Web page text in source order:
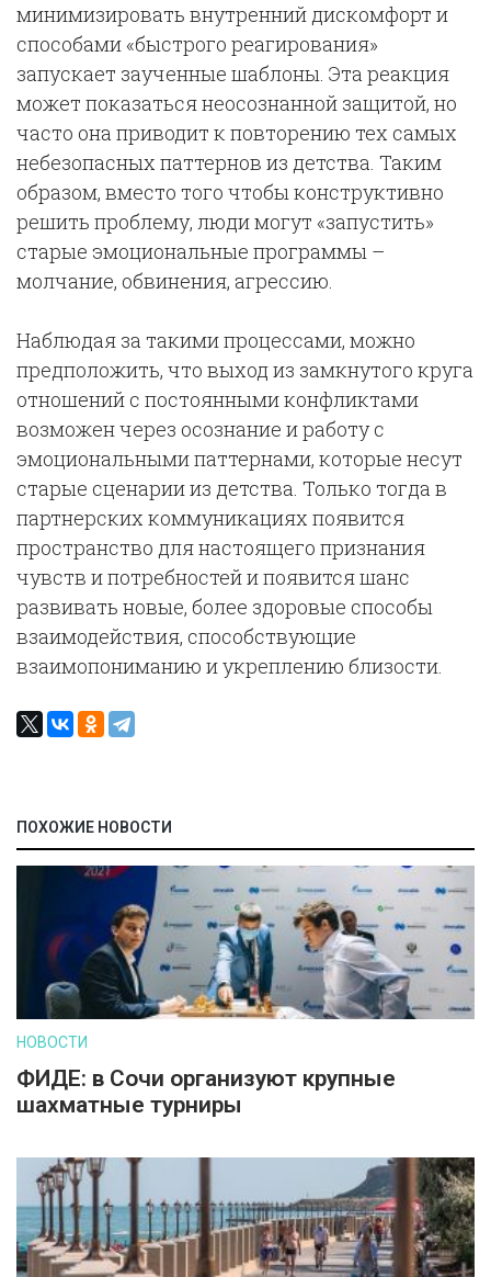
минимизировать внутренний дискомфорт и
способами «быстрого реагирования»
запускает заученные шаблоны. Эта реакция
может показаться неосознанной защитой, но
часто она приводит к повторению тех самых
небезопасных паттернов из детства. Таким
образом, вместо того чтобы конструктивно
решить проблему, люди могут «запустить»
старые эмоциональные программы –
молчание, обвинения, агрессию.
Наблюдая за такими процессами, можно
предположить, что выход из замкнутого круга
отношений с постоянными конфликтами
возможен через осознание и работу с
эмоциональными паттернами, которые несут
старые сценарии из детства. Только тогда в
партнерских коммуникациях появится
пространство для настоящего признания
чувств и потребностей и появится шанс
развивать новые, более здоровые способы
взаимодействия, способствующие
взаимопониманию и укреплению близости.
ПОХОЖИЕ НОВОСТИ
НОВОСТИ
ФИДЕ: в Сочи организуют крупные
шахматные турниры